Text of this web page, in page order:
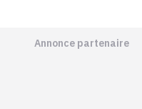
Annonce partenaire